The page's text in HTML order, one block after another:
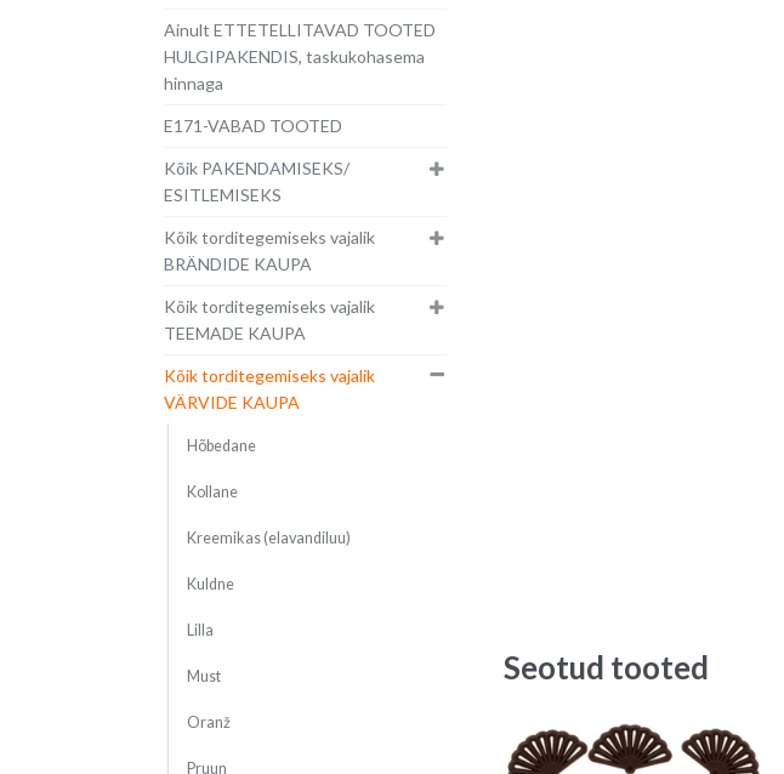
Seotud tooted
Ainult ETTETELLITAVAD TOOTED
HULGIPAKENDIS, taskukohasema
hinnaga
E171-VABAD TOOTED
Kõik PAKENDAMISEKS/
ESITLEMISEKS
Kõik torditegemiseks vajalik
BRÄNDIDE KAUPA
Kõik torditegemiseks vajalik
TEEMADE KAUPA
Kõik torditegemiseks vajalik
VÄRVIDE KAUPA
Hõbedane
Kollane
Kreemikas (elavandiluu)
Kuldne
Lilla
Must
Oranž
Pruun